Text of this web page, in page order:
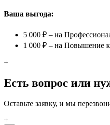
Ваша выгода:
5 000 ₽ – на
1 000 ₽ – на Повышение
+
Есть вопрос или
Оставьте заявку, и мы
+